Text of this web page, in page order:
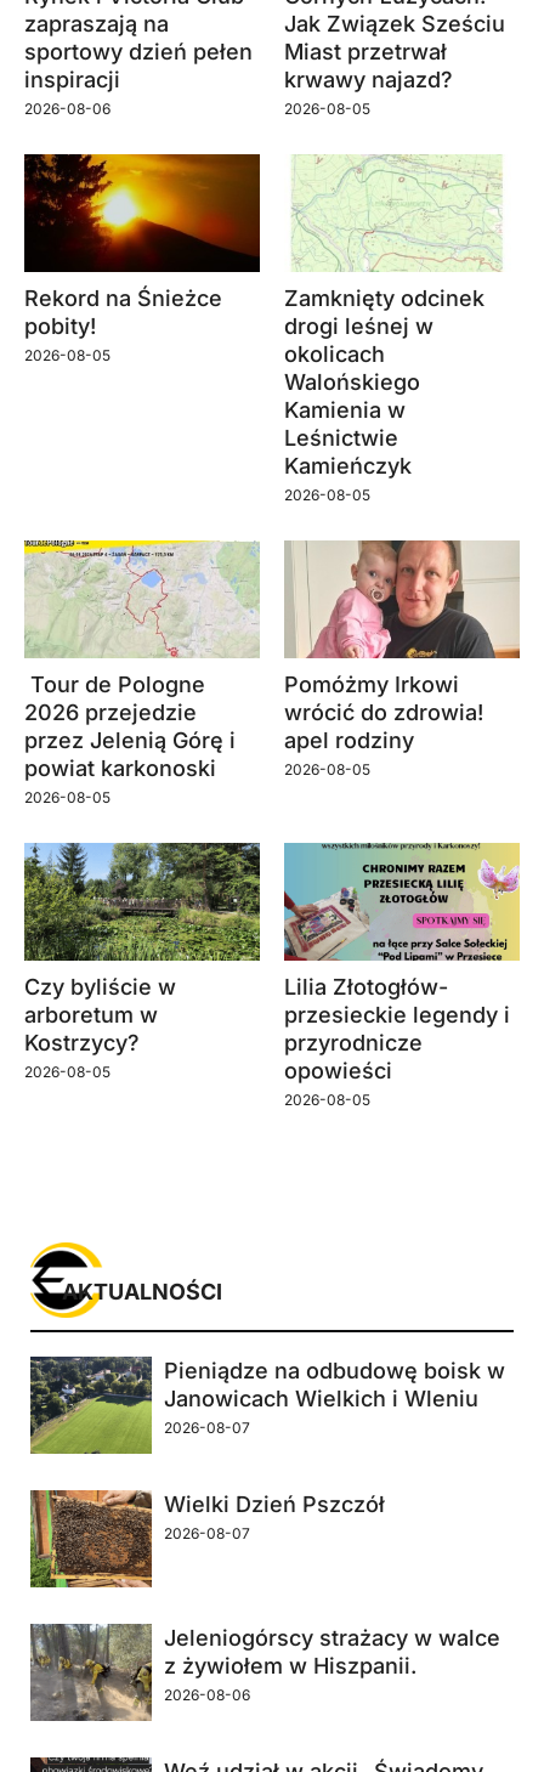
zapraszają na
sportowy dzień pełen
inspiracji
2026-08-06
Jak Związek Sześciu
Miast przetrwał
krwawy najazd?
2026-08-05
Rekord na Śnieżce
pobity!
2026-08-05
Zamknięty odcinek
drogi leśnej w
okolicach
Walońskiego
Kamienia w
Leśnictwie
Kamieńczyk
2026-08-05
Tour de Pologne
2026 przejedzie
przez Jelenią Górę i
powiat karkonoski
2026-08-05
Pomóżmy Irkowi
wrócić do zdrowia!
apel rodziny
2026-08-05
Czy byliście w
arboretum w
Kostrzycy?
2026-08-05
Lilia Złotogłów-
przesieckie legendy i
przyrodnicze
opowieści
2026-08-05
Pieniądze na odbudowę boisk w
Janowicach Wielkich i Wleniu
2026-08-07
Wielki Dzień Pszczół
2026-08-07
Jeleniogórscy strażacy w walce
z żywiołem w Hiszpanii.
2026-08-06
AKTUALNOŚCI